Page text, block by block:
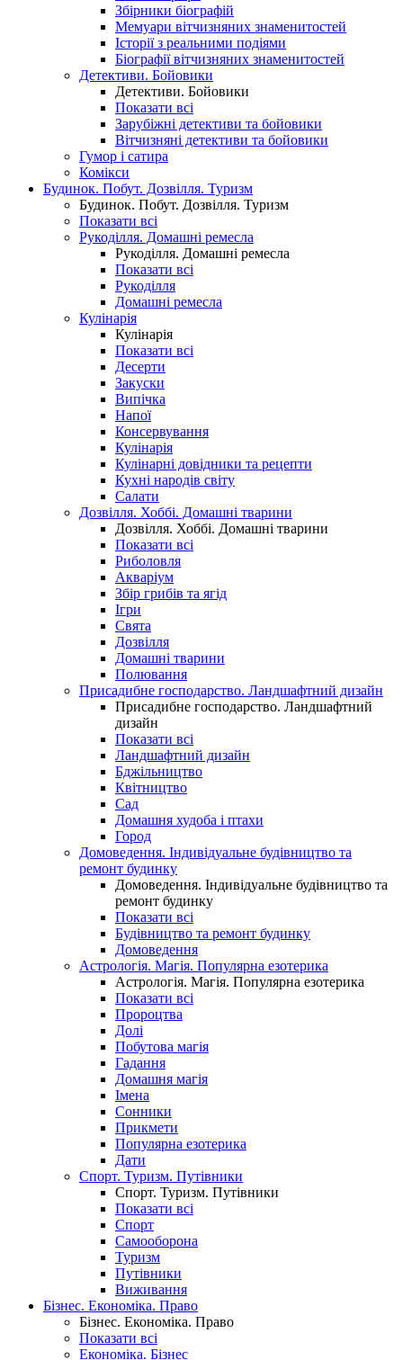
Збірники біографій
Мемуари вітчизняних знаменитостей
Історії з реальними подіями
Біографії вітчизняних знаменитостей
Детективи. Бойовики
Детективи. Бойовики
Показати всі
Зарубіжні детективи та бойовики
Вітчизняні детективи та бойовики
Гумор і сатира
Комікси
Будинок. Побут. Дозвілля. Туризм
Будинок. Побут. Дозвілля. Туризм
Показати всі
Рукоділля. Домашні ремесла
Рукоділля. Домашні ремесла
Показати всі
Рукоділля
Домашні ремесла
Кулінарія
Кулінарія
Показати всі
Десерти
Закуски
Випічка
Напої
Консервування
Кулінарія
Кулінарні довідники та рецепти
Кухні народів світу
Салати
Дозвілля. Хоббі. Домашні тварини
Дозвілля. Хоббі. Домашні тварини
Показати всі
Риболовля
Акваріум
Збір грибів та ягід
Ігри
Свята
Дозвілля
Домашні тварини
Полювання
Присадибне господарство. Ландшафтний дизайн
Присадибне господарство. Ландшафтний
дизайн
Показати всі
Ландшафтний дизайн
Бджільництво
Квітництво
Сад
Домашня худоба і птахи
Город
Домоведення. Індивідуальне будівництво та
ремонт будинку
Домоведення. Індивідуальне будівництво та
ремонт будинку
Показати всі
Будівництво та ремонт будинку
Домоведення
Астрологія. Магія. Популярна езотерика
Астрологія. Магія. Популярна езотерика
Показати всі
Пророцтва
Долі
Побутова магія
Гадання
Домашня магія
Імена
Сонники
Прикмети
Популярна езотерика
Дати
Спорт. Туризм. Путівники
Спорт. Туризм. Путівники
Показати всі
Спорт
Самооборона
Туризм
Путівники
Виживання
Бізнес. Економіка. Право
Бізнес. Економіка. Право
Показати всі
Економіка. Бізнес